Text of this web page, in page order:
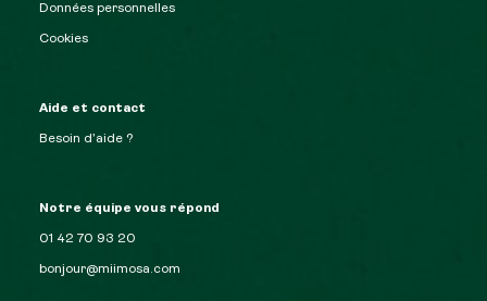
Données personnelles
Cookies
Aide et contact
Besoin d’aide ?
Notre équipe vous répond
01 42 70 93 20
bonjour@miimosa.com